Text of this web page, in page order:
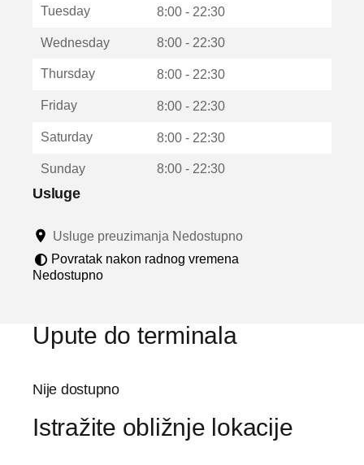
u
u
Tuesday 8:00 - 22:30
Wednesday 8:00 - 22:30
Thursday 8:00 - 22:30
Friday 8:00 - 22:30
Saturday 8:00 - 22:30
Sunday 8:00 - 22:30
Usluge
Usluge preuzimanja Nedostupno
Povratak nakon radnog vremena
Nedostupno
Upute do terminala
Nije dostupno
Istražite obližnje lokacije